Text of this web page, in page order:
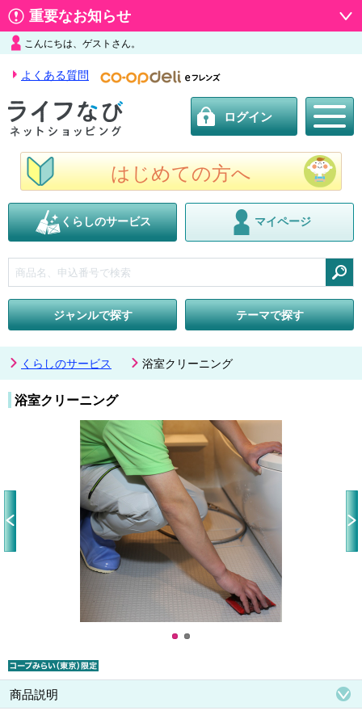
重要なお知らせ
こんにちは、ゲストさん。
よくある質問
ログイン
はじめての方へ
くらしのサービス マイページ
ジャンルで探す
テーマで探す
くらしのサービス 浴室クリーニング
浴室クリーニング
商品説明